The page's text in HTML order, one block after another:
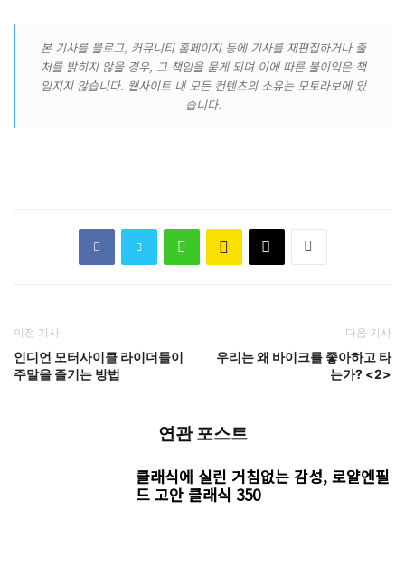
본 기사를 블로그, 커뮤니티 홈페이지 등에 기사를 재편집하거나 출
처를 밝히지 않을 경우, 그 책임을 묻게 되며 이에 따른 불이익은 책
임지지 않습니다. 웹사이트 내 모든 컨텐츠의 소유는 모토라보에 있
습니다.
이전 기사
인디언 모터사이클 라이더들이
주말을 즐기는 방법
다음 기사
우리는 왜 바이크를 좋아하고 타
는가? <2>
연관 포스트
클래식에 실린 거침없는 감성, 로얄엔필
드 고안 클래식 350